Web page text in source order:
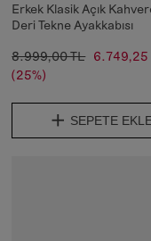
Erkek Klasik Açık
Deri Tekne Ayakkabısı
8.999,00 TL 6.749,25
(25%)
SEPETE